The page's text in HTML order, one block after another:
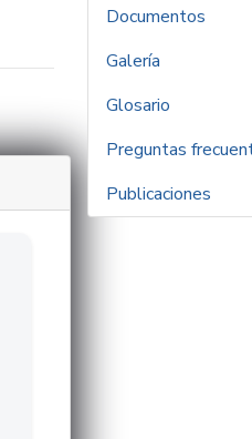
Documentos
Galería
Glosario
Preguntas
Publicaciones